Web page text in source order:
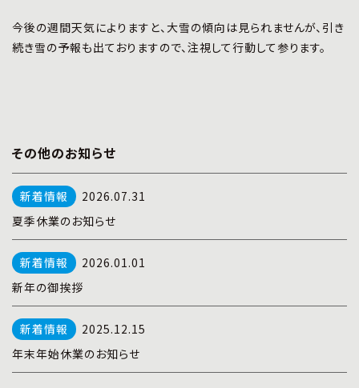
今後の週間天気によりますと、大雪の傾向は見られませんが、引き
続き雪の予報も出ておりますので、注視して行動して参ります。
その他のお知らせ
2026.07.31
夏季休業のお知らせ
2026.01.01
新年の御挨拶
2025.12.15
年末年始休業のお知らせ